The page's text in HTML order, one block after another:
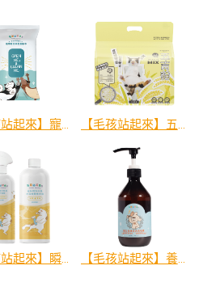
【毛孩站起來】寵物除臭抑菌濕紙巾 【毛孩站起來】五吉貓 小米科學貓砂
【毛孩站起來】養肌護髮洗毛精 犬貓多款